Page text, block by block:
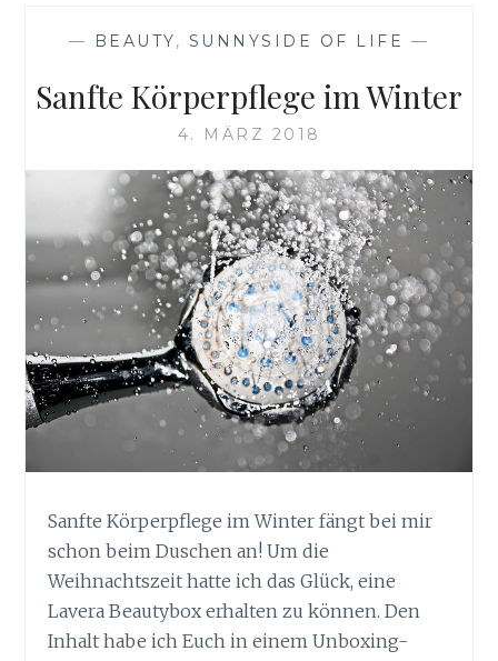
— BEAUTY, SUNNYSIDE OF LIFE —
Sanfte Körperpflege im Winter
4. MÄRZ 2018
Sanfte Körperpflege im Winter fängt bei mir
schon beim Duschen an! Um die
Weihnachtszeit hatte ich das Glück, eine
Lavera Beautybox erhalten zu können. Den
Inhalt habe ich Euch in einem Unboxing-